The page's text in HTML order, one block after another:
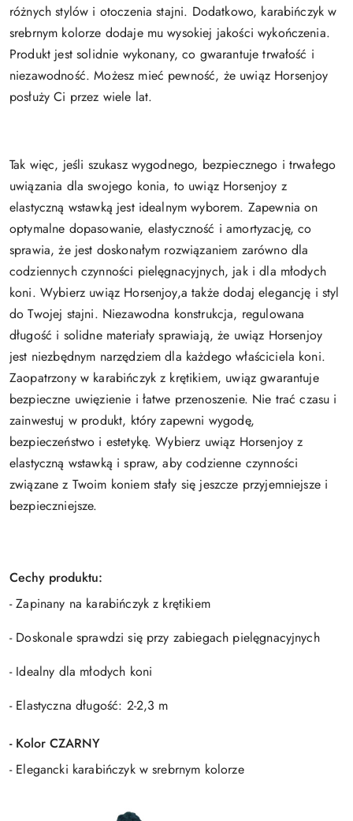
różnych stylów i otoczenia stajni. Dodatkowo, karabińczyk w
srebrnym kolorze dodaje mu wysokiej jakości wykończenia.
Produkt jest solidnie wykonany, co gwarantuje trwałość i
niezawodność. Możesz mieć pewność, że uwiąz Horsenjoy
posłuży Ci przez wiele lat.
Tak więc, jeśli szukasz wygodnego, bezpiecznego i trwałego
uwiązania dla swojego konia, to uwiąz Horsenjoy z
elastyczną wstawką jest idealnym wyborem. Zapewnia on
optymalne dopasowanie, elastyczność i amortyzację, co
sprawia, że jest doskonałym rozwiązaniem zarówno dla
codziennych czynności pielęgnacyjnych, jak i dla młodych
koni. Wybierz uwiąz Horsenjoy,a także dodaj elegancję i styl
do Twojej stajni. Niezawodna konstrukcja, regulowana
długość i solidne materiały sprawiają, że uwiąz Horsenjoy
jest niezbędnym narzędziem dla każdego właściciela koni.
Zaopatrzony w karabińczyk z krętikiem, uwiąz gwarantuje
bezpieczne uwięzienie i łatwe przenoszenie. Nie trać czasu i
zainwestuj w produkt, który zapewni wygodę,
bezpieczeństwo i estetykę. Wybierz uwiąz Horsenjoy z
elastyczną wstawką i spraw, aby codzienne czynności
związane z Twoim koniem stały się jeszcze przyjemniejsze i
bezpieczniejsze.
Cechy produktu:
- Zapinany na karabińczyk z krętikiem
- Doskonale sprawdzi się przy zabiegach pielęgnacyjnych
- Idealny dla młodych koni
- Elastyczna długość: 2-2,3 m
- Kolor CZARNY
- Elegancki karabińczyk w srebrnym kolorze